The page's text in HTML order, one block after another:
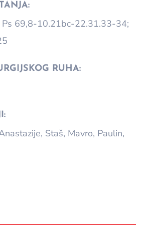
Ps 69,8-10.21bc-22.31.33-34;
RUHA:
Staš, Mavro, Paulin,